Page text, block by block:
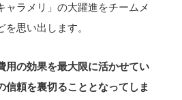
ャラメリ」の大躍進をチームメ
思い出します。
用の効果を最大限に活かせてい
信頼を裏切ることとなってしま